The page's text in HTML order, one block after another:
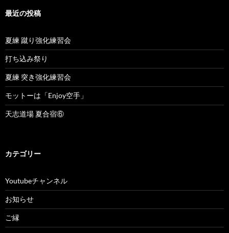
最近の投稿
夏練 蹴り強化練習会
打ち込み祭り
夏練 突き強化練習会
モットーは「Enjoy空手」
天志道場 夏合宿⑥
カテゴリー
Youtubeチャンネル
お知らせ
ご縁